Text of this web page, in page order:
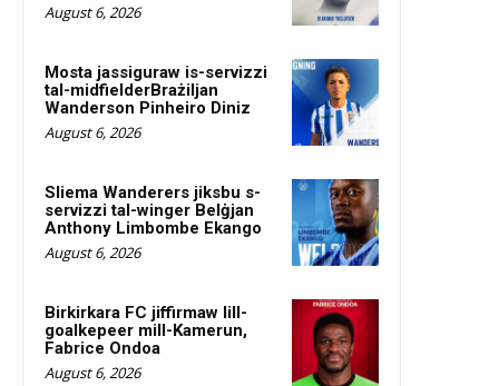
August 6, 2026
Mosta jassiguraw is-servizzi
tal-midfielderBrażiljan
Wanderson Pinheiro Diniz
August 6, 2026
Sliema Wanderers jiksbu s-
servizzi tal-winger Belġjan
Anthony Limbombe Ekango
August 6, 2026
Birkirkara FC jiffirmaw lill-
goalkepeer mill-Kamerun,
Fabrice Ondoa
August 6, 2026